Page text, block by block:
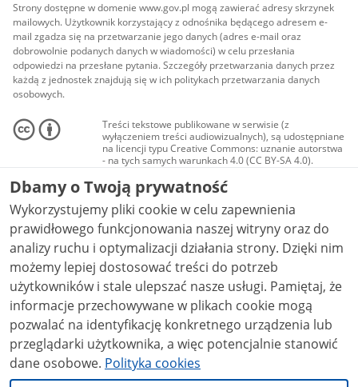
Strony dostępne w domenie www.gov.pl mogą zawierać adresy skrzynek
mailowych. Użytkownik korzystający z odnośnika będącego adresem e-
mail zgadza się na przetwarzanie jego danych (adres e-mail oraz
dobrowolnie podanych danych w wiadomości) w celu przesłania
odpowiedzi na przesłane pytania. Szczegóły przetwarzania danych przez
każdą z jednostek znajdują się w ich politykach przetwarzania danych
osobowych.
Treści tekstowe publikowane w serwisie (z
wyłączeniem treści audiowizualnych), są udostępniane
na licencji typu Creative Commons: uznanie autorstwa
- na tych samych warunkach 4.0 (CC BY-SA 4.0).
Materiały audiowizualne, w tym zdjęcia, materiały
audio i wideo, są udostępniane na licencji typu
Creative Commons: uznanie autorstwa użycie
niekomercyjne - bez utworów zależnych 4.0 (CC BY-
NC-ND 4.0), o ile nie jest to stwierdzone inaczej.
Dbamy o Twoją prywatność
Wykorzystujemy pliki cookie w celu zapewnienia
prawidłowego funkcjonowania naszej witryny oraz do
analizy ruchu i optymalizacji działania strony. Dzięki nim
możemy lepiej dostosować treści do potrzeb
użytkowników i stale ulepszać nasze usługi. Pamiętaj, że
informacje przechowywane w plikach cookie mogą
pozwalać na identyfikację konkretnego urządzenia lub
przeglądarki użytkownika, a więc potencjalnie stanowić
dane osobowe. Polityka cookies